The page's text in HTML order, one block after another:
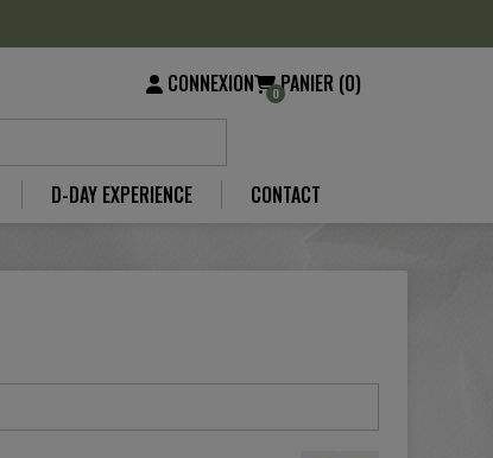
CONNEXION 0PANIER (0)
D-DAY EXPERIENCE CONTACT